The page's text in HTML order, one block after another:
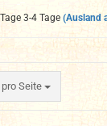
3-4 Tage (Ausland
Seite
Seite